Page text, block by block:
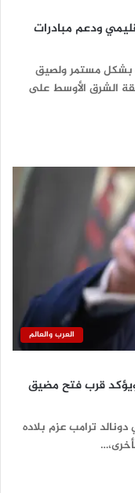
ودعم مبادرات
بشكل مستمر ولصيق
الشرق الأوسط على
العرب والعالم
ويؤكد قرب فتح مضيق
ترامب عزم بلاده